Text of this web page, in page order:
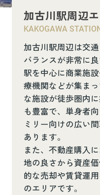
加古川駅周辺
KAKOGAWA STATION
加古川駅周辺は交
バランスが非常に
駅を中心に商業施
療機関などが集ま
な施設が徒歩圏内
も豊富で、単身者
ミリー向けの広い
あります。
また、不動産購入
地の良さから資産
的な売却や賃貸運
のエリアです。